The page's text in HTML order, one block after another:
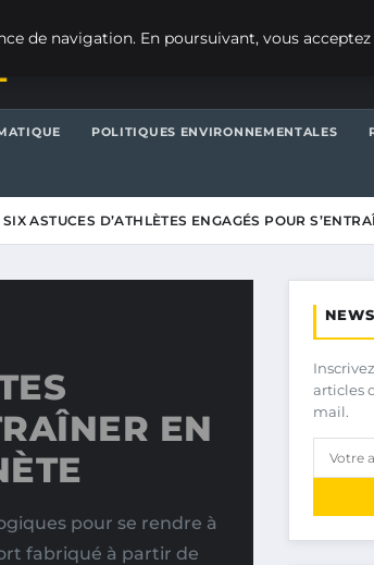
POLITIQUES ENVIRONNEMENTALES
SIX ASTUCES D’ATHLÈTES ENGAGÉS POUR
EN
pour se rendre à
fabriqué à partir de
articles
mail.
de navigation. En poursuivant, vous